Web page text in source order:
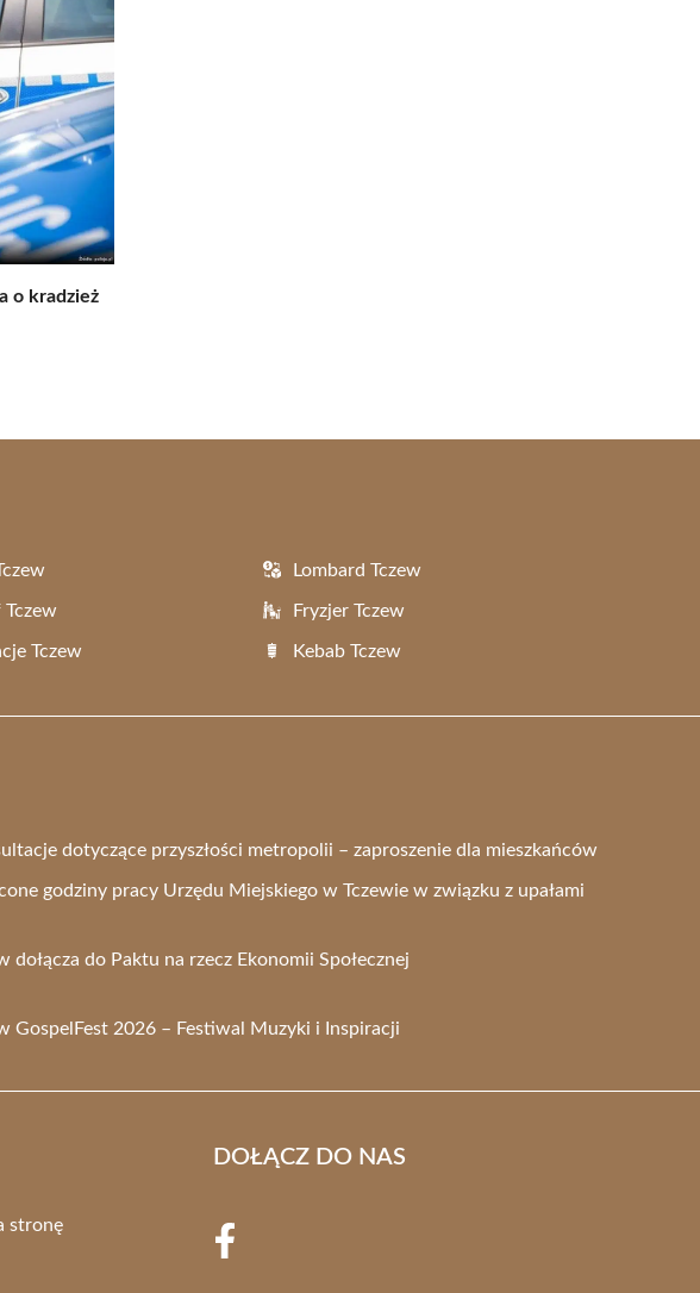
o kradzież
Lombard Tczew
Tczew Fryzjer Tczew
Tczew Kebab Tczew
dotyczące przyszłości metropolii – zaproszenie dla mieszkańców
godziny pracy Urzędu Miejskiego w Tczewie w związku z upałami
dołącza do Paktu na rzecz Ekonomii Społecznej
GospelFest 2026 – Festiwal Muzyki i Inspiracji
stronę
DOŁĄCZ DO NAS